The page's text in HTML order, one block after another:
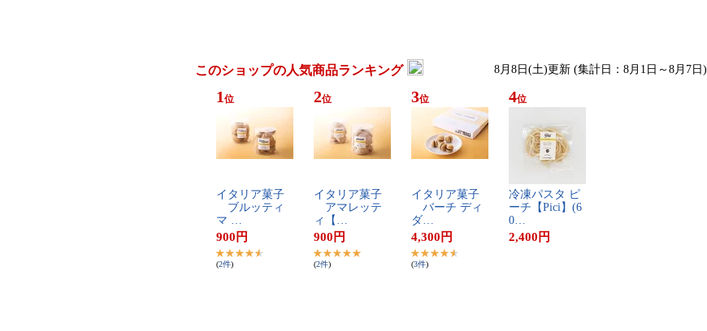
このショップの人気商品ランキング 8月8日(土)更新 (集計日：8月1日～8月7日)
1 位
イ​タ​リ​ア​菓​子​
​ブ​ル​ッ​テ​ィ​ ​
マ​ ​…
900 円
(2件)
2位
イ​タ​リ​ア​菓​子​
​ア​マ​レ​ッ​テ​
ィ​【​…
900 円
(2件)
3位
イ​タ​リ​ア​菓​子​
​バ​ー​チ​ ​デ​ィ​ ​
ダ​…
4,300 円
(3件)
4位
冷​凍​パ​ス​タ​ ​ピ​
ー​チ​【​P​i​c​i​】​(​6​
0​…
2,400 円